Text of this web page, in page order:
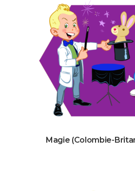
Magie (Colombie-